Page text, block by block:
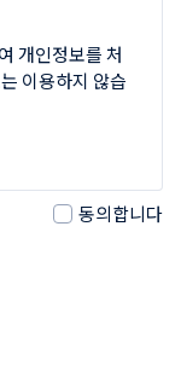
여 이 약관에
가 제공하는 "서
비스" 이용을
회원"의 이메
원" 자신이 정
의미는 일반적
개인정보를 처
이용하지 않습
약관 위반 회원
영에 지장을 미치
수집 시 법정
확인, 분쟁 조
동의합니다